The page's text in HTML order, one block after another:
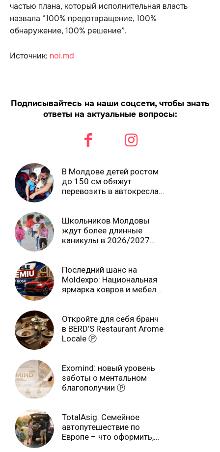
частью плана, который исполнительная власть
назвала “100% предотвращение, 100%
обнаружение, 100% решение”.
Источник: noi.md
Подписывайтесь на наши соцсети, чтобы знать
ответы на актуальные вопросы:
В Молдове детей ростом
до 150 см обяжут
перевозить в автокреслах
Школьников Молдовы
ждут более длинные
каникулы в 2026/2027
Последний шанс на
Moldexpo: Национальная
ярмарка ковров и мебели
Откройте для себя бранч
в BERD’S Restaurant Arome
Locale Ⓟ
Exomind: новый уровень
заботы о ментальном
благополучии Ⓟ
TotalAsig: Семейное
автопутешествие по
Европе – что оформить,